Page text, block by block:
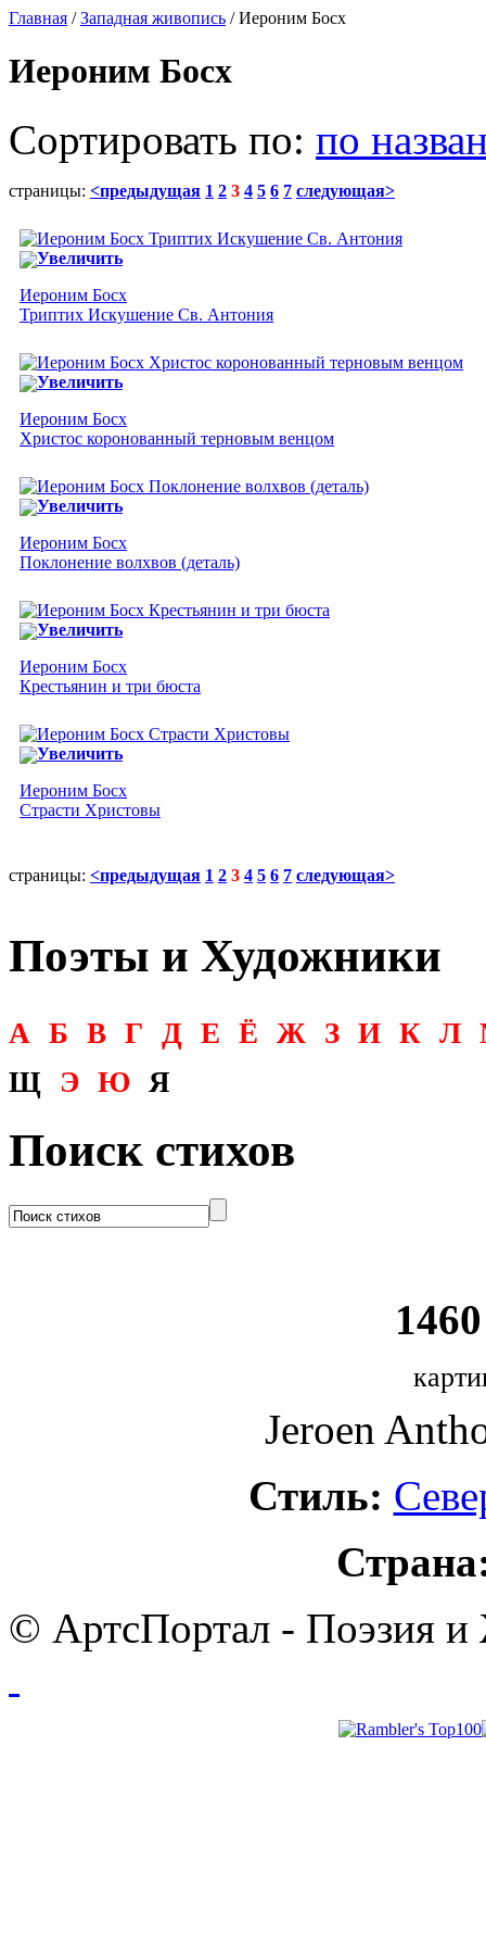
Главная /Западная живопись / Иероним Босх
Иероним Босх
Сортировать по: по
страницы: <предыдущая 1 2 3 4 5 6 7 следующая>
Увеличить
Иероним Босх
Триптих Искушение Св. Антония
Увеличить
Иероним Босх
Христос коронованный терновым венцом
Увеличить
Иероним Босх
Поклонение волхвов (деталь)
Увеличить
Иероним Босх
Крестьянин и три бюста
Увеличить
Иероним Босх
Страсти Христовы
страницы: <предыдущая 1 2 3 4 5 6 7 следующая>
Поэты и Художники
А Б В Г Д Е Ё Ж З И К Л
Щ
Э Ю Я
Поиск стихов
Jeroen
Стиль:
© АртсПортал - Поэзия